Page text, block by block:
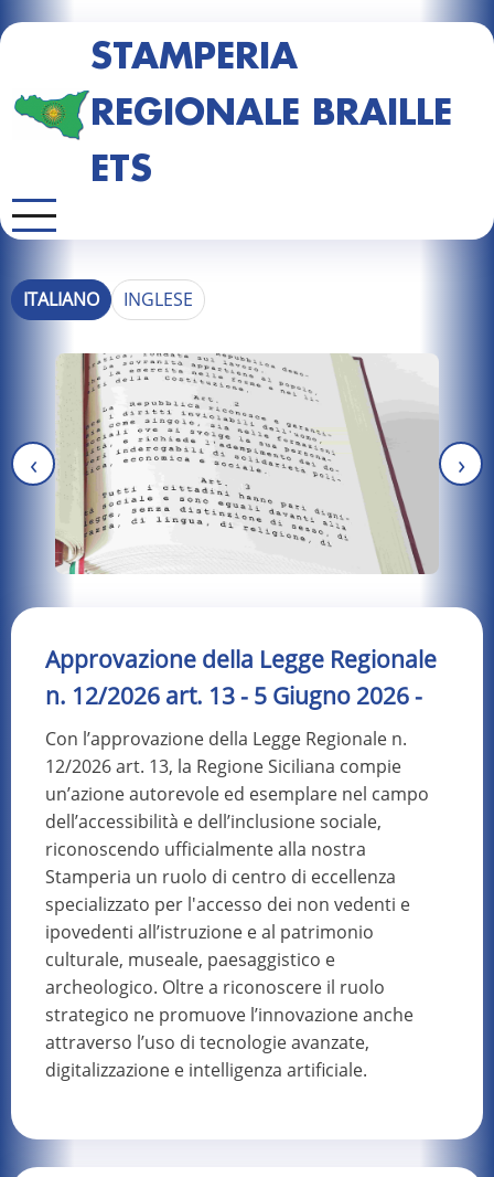
STAMPERIA
REGIONALE BRAILLE
ETS
ITALIANO INGLESE
‹ ›
Approvazione della Legge Regionale
n. 12/2026 art. 13 - 5 Giugno 2026 -
Con l’approvazione della Legge Regionale n.
12/2026 art. 13, la Regione Siciliana compie
un’azione autorevole ed esemplare nel campo
dell’accessibilità e dell’inclusione sociale,
riconoscendo ufficialmente alla nostra
Stamperia un ruolo di centro di eccellenza
specializzato per l'accesso dei non vedenti e
ipovedenti all’istruzione e al patrimonio
culturale, museale, paesaggistico e
archeologico. Oltre a riconoscere il ruolo
strategico ne promuove l’innovazione anche
attraverso l’uso di tecnologie avanzate,
digitalizzazione e intelligenza artificiale.